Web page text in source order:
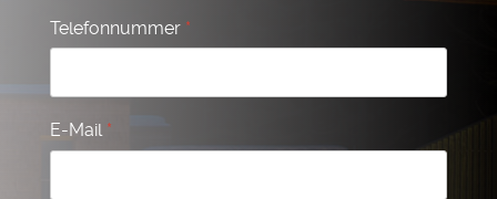
Telefonnummer *
E-Mail *